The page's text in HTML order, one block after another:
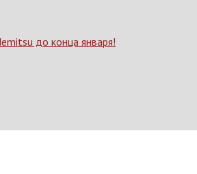
до конца января!